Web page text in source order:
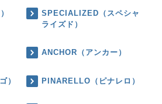
SPECIALIZED（スペシャ
ライズド）
ANCHOR（アンカー）
） PINARELLO（ピナレロ）